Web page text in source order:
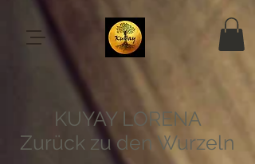
KUYAY LORENA
Zurück zu den Wurzeln